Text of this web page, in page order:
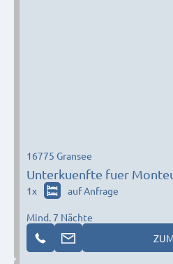
Unterkuenfte fuer
Gransee
16775 Gransee
1x auf Anfrage
Mind. 7 Nächte